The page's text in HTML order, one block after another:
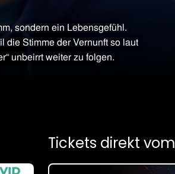
sondern ein Lebensgefühl.
die Stimme der Vernunft so laut
unbeirrt weiter zu folgen.
Tickets direkt vom